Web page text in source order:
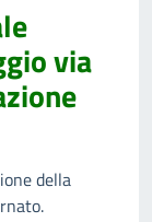
via
della